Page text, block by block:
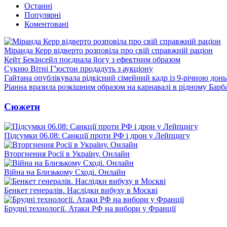
Останні
Популярні
Коментовані
Міранда Керр відверто розповіла про свій справжній раціон
Кейт Бекінсейл поєднала йогу з ефектним образом
Сукню Вітні Г'юстон продадуть з аукціону
Гайтана опублікувала рідкісний сімейний кадр із 9-річною
Ріанна вразила розкішним образом на карнавалі в рідному
Сюжети
Підсумки 06.08: Санкції проти РФ і дрон у Лейпцигу
Вторгнення Росії в Україну. Онлайн
Війна на Близькому Сході. Онлайн
Бенкет генералів. Наслідки вибуху в Москві
Брудні технології. Атаки РФ на вибори у Франції